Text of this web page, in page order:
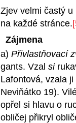
Zjev velmi častý
na každé stránce.
Zájmena
a) Přivlastňovací
gants. Vzal si
Lafontová, vzala
Neviňátko 19).
opřel si hlavu o
obličej přikryl